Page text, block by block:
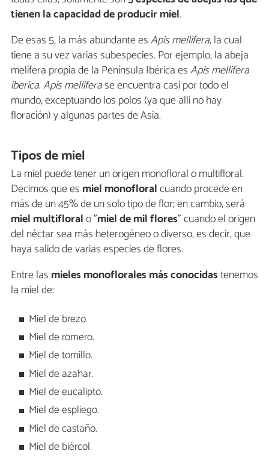
tienen la capacidad de producir miel.
De esas 5, la más abundante esApis mellifera, la cual
tiene a su vez varias subespecies. Por ejemplo, la abeja
melífera propia de la Península Ibérica esApis mellifera
iberica.Apis melliferase encuentra casi por todo el
mundo, exceptuando los polos (ya que allí no hay
floración) y algunas partes de Asia.
Tipos de miel
La miel puede tener un origen monofloral o multifloral.
Decimos que es miel monofloralcuando procede en
más de un 45% de un solo tipo de flor; en cambio, será
miel multifloralo "miel de mil flores" cuando el origen
del néctar sea más heterogéneo o diverso, es decir, que
haya salido de varias especies de flores.
Entre las mieles monoflorales más conocidastenemos
la miel de:
Miel de brezo.
Miel de romero.
Miel de tomillo.
Miel de azahar.
Miel de eucalipto.
Miel de espliego.
Miel de castaño.
Miel de biércol.